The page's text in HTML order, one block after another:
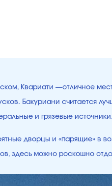
Квариати —отличное
Бакуриани считается
и грязевые
дворцы и «парящие» в
здесь можно роскошно